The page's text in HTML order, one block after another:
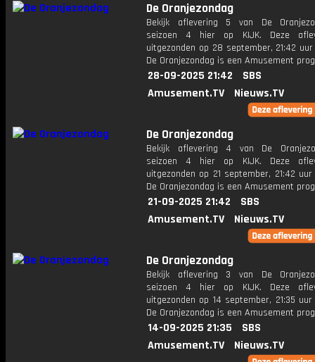
De Oranjezondag
Bekijk aflevering 5 van De
seizoen 4 hier op KIJK. Deze
uitgezonden op 28 september, 21:42
De Oranjezondag is een Amusement
28-09-2025 21:42
SBS
Amusement.TV
Nieuws.TV
De Oranjezondag
Bekijk aflevering 4 van De
seizoen 4 hier op KIJK. Deze
uitgezonden op 21 september, 21:42
De Oranjezondag is een Amusement
21-09-2025 21:42
SBS
Amusement.TV
Nieuws.TV
De Oranjezondag
Bekijk aflevering 3 van De
seizoen 4 hier op KIJK. Deze
uitgezonden op 14 september, 21:35
De Oranjezondag is een Amusement
14-09-2025 21:35
SBS
Amusement.TV
Nieuws.TV